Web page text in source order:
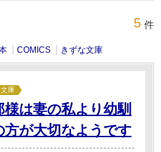
5 件
COMICS きずな文庫
庫
様は妻の私より幼馴
方が大切なようです